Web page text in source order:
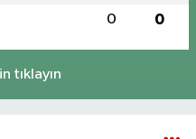
0 0
tıklayın